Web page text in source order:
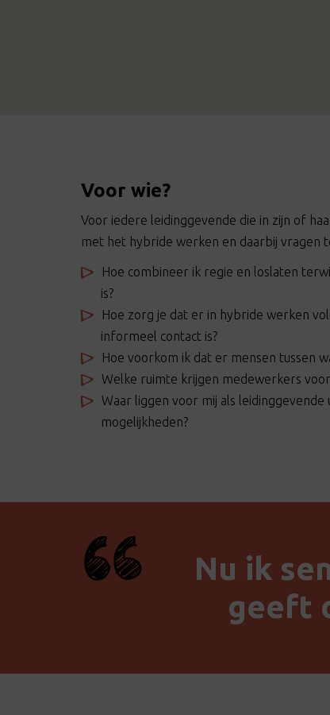
Voor wie?
Voor iedere leidinggevende die in zijn of
met het hybride werken en daarbij vragen
Hoe combineer ik regie en loslaten
is?
Hoe zorg je dat er in hybride werken
informeel contact is?
Hoe voorkom ik dat er mensen tussen
Welke ruimte krijgen medewerkers
Waar liggen voor mij als leidinggevende
mogelijkheden?
Nu ik
geeft